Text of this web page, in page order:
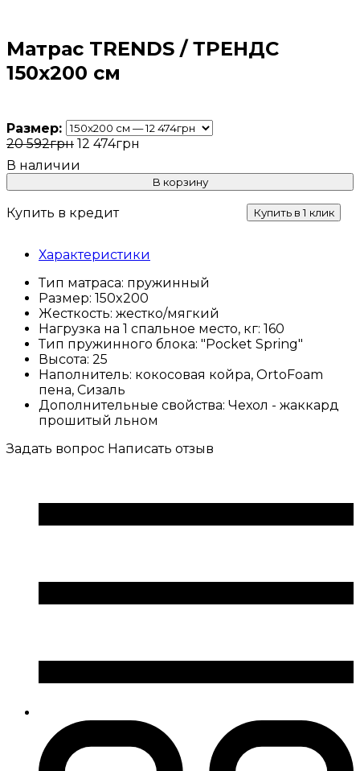
Матрас TRENDS / ТРЕНДС
150x200 см
Размер:
20 592грн 12 474грн
В корзину
Купить в кредит Купить в 1 клик
Характеристики
Тип матраса: пружинный
Размер: 150x200
Жесткость: жестко/мягкий
Нагрузка на 1 спальное место, кг: 160
Тип пружинного блока: "Pocket Spring"
Высота: 25
Наполнитель: кокосовая койра, OrtoFoam
пена, Сизаль
Дополнительные свойства: Чехол - жаккард
прошитый льном
Задать вопрос Написать отзыв